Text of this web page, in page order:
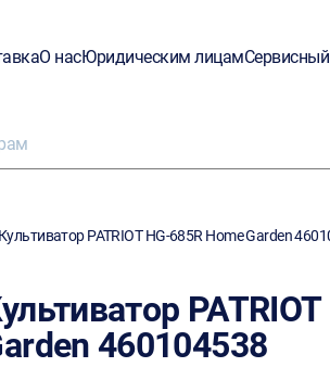
О насЮридическим лицам
Культиватор PATRIOT HG-685R Home Garden
460104538